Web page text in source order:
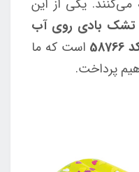
تشک بادی روی آب
است که ما
پرداخت.